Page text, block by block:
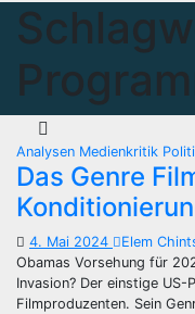
Analysen Medienkritik
Das Genre
4. Mai 2024
Elem
Obamas Vorsehung für
Invasion? Der einstige
Filmproduzenten. Sein